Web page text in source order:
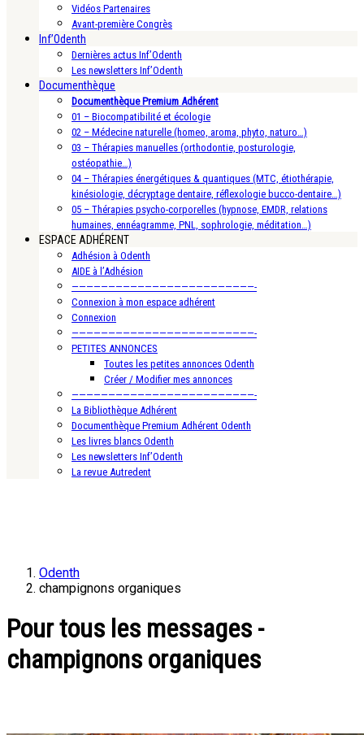
Vidéos Partenaires
Avant-première Congrès
Inf’Odenth
Dernières actus Inf’Odenth
Les newsletters Inf’Odenth
Documenthèque
Documenthèque Premium Adhérent
01 – Biocompatibilité et écologie
02 – Médecine naturelle (homeo, aroma, phyto, naturo…)
03 – Thérapies manuelles (orthodontie, posturologie,
ostéopathie…)
04 – Thérapies énergétiques & quantiques (MTC, étiothérapie,
kinésiologie, décryptage dentaire, réflexologie bucco-dentaire…)
05 – Thérapies psycho-corporelles (hypnose, EMDR, relations
humaines, ennéagramme, PNL, sophrologie, méditation…)
ESPACE ADHÉRENT
Adhésion à Odenth
AIDE à l’Adhésion
—————————————————————————-
Connexion à mon espace adhérent
Connexion
—————————————————————————-
PETITES ANNONCES
Toutes les petites annonces Odenth
Créer / Modifier mes annonces
—————————————————————————-
La Bibliothèque Adhérent
Documenthèque Premium Adhérent Odenth
Les livres blancs Odenth
Les newsletters Inf’Odenth
La revue Autredent
Odenth
champignons organiques
Pour tous les messages -
champignons organiques